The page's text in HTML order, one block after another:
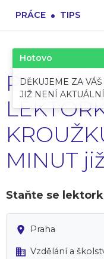
PRÁCE . TIPS
MINUT
Staňte se
Praha
Vzdělání a
Hotovo
DĚKUJEME ZA
JIŽ NENÍ AKTUÁLNÍ